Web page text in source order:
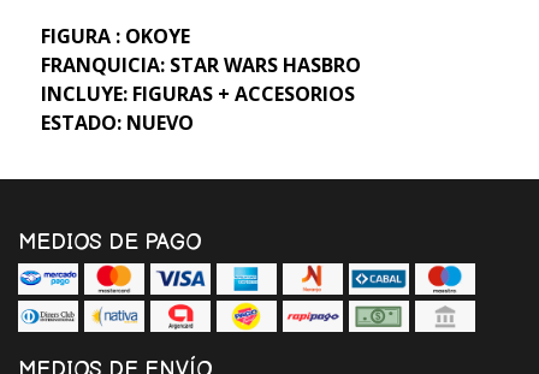
FIGURA : OKOYE
FRANQUICIA: STAR WARS HASBRO
INCLUYE: FIGURAS + ACCESORIOS
ESTADO: NUEVO
MEDIOS DE PAGO